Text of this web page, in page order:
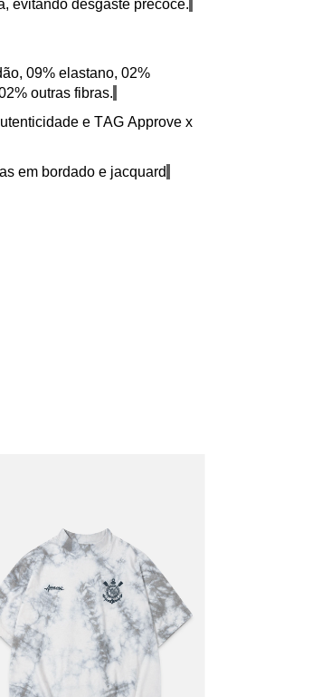
evitando desgaste precoce.
09% elastano, 02%
outras fibras.
e TAG Approve x
em bordado e jacquard